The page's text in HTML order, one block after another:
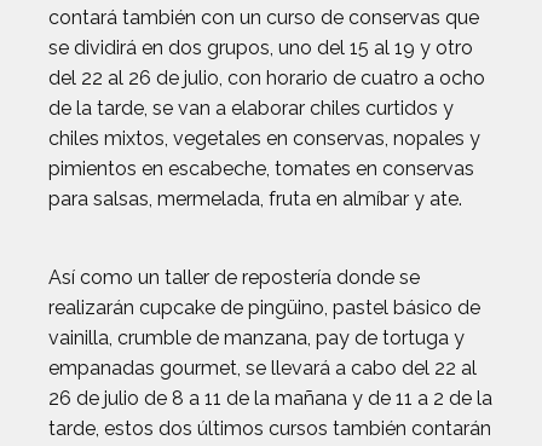
contará también con un curso de conservas que
se dividirá en dos grupos, uno del 15 al 19 y otro
del 22 al 26 de julio, con horario de cuatro a ocho
de la tarde, se van a elaborar chiles curtidos y
chiles mixtos, vegetales en conservas, nopales y
pimientos en escabeche, tomates en conservas
para salsas, mermelada, fruta en almíbar y ate.
Así como un taller de repostería donde se
realizarán cupcake de pingüino, pastel básico de
vainilla, crumble de manzana, pay de tortuga y
empanadas gourmet, se llevará a cabo del 22 al
26 de julio de 8 a 11 de la mañana y de 11 a 2 de la
tarde, estos dos últimos cursos también contarán